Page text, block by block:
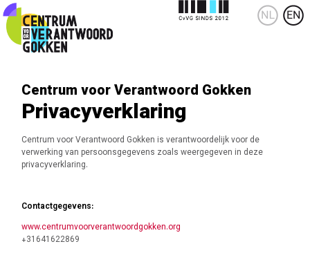
Centrum voor Verantwoord Gokken
Privacyverklaring
Centrum voor Verantwoord Gokken is verantwoordelijk voor de
verwerking van persoonsgegevens zoals weergegeven in deze
privacyverklaring.
Contactgegevens:
www.centrumvoorverantwoordgokken.org
+31641622869